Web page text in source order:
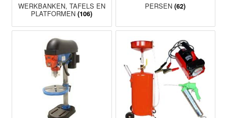
WERKBANKEN, TAFELS EN
PLATFORMEN(106)
PERSEN(62)